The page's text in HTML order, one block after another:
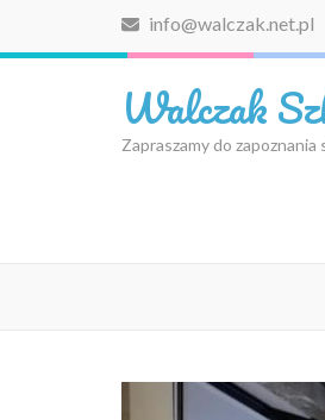
info@walczak.net.pl
Walczak
Zapraszamy do